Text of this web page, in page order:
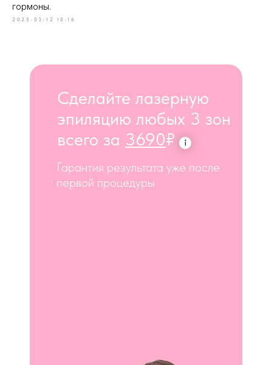
гормоны.
2025-03-12 10:16
Сделайте лазерную
эпиляцию любых 3 зон
всего за 3690₽
Гарантия результата уже после
первой процедуры